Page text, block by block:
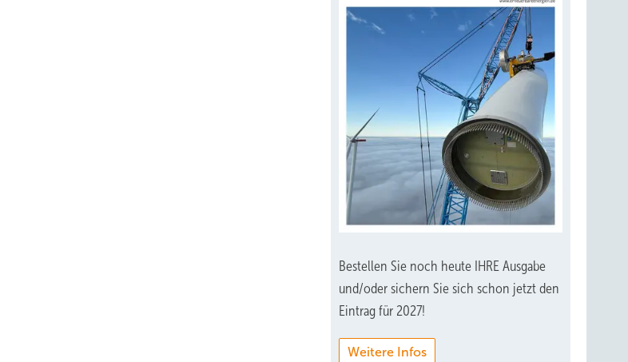
Bestellen Sie noch heute IHRE Ausgabe
und/oder sichern Sie sich schon jetzt den
Eintrag für 2027!
Weitere Infos